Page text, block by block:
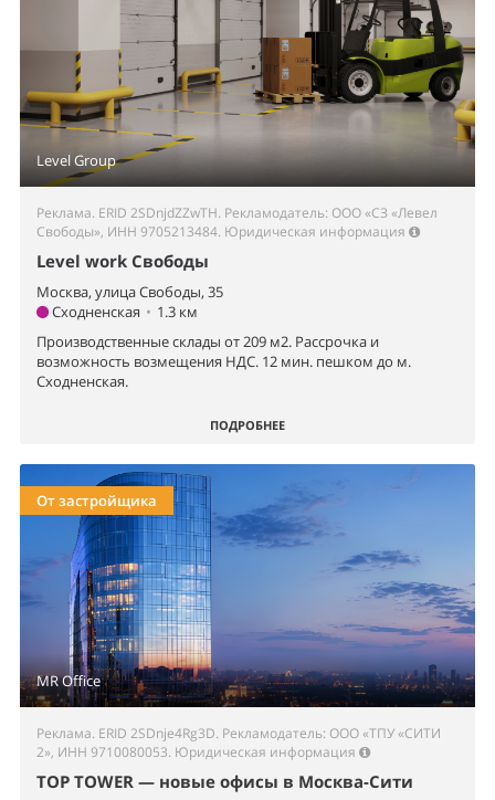
Level Group
Реклама. ERID 2SDnjdZZwTH. Рекламодатель: ООО «СЗ «Левел
Свободы», ИНН 9705213484. Юридическая информация
Level work Свободы
Москва, улица Свободы, 35
Сходненская • 1.3 км
Производственные склады от 209 м2. Рассрочка и
возможность возмещения НДС. 12 мин. пешком до м.
Сходненская.
ПОДРОБНЕЕ
MR Office
От застройщика
Реклама. ERID 2SDnje4Rg3D. Рекламодатель: ООО «ТПУ «СИТИ
2», ИНН 9710080053. Юридическая информация
TOP TOWER — новые офисы в Москва-Сити